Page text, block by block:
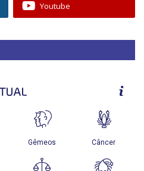
Youtube